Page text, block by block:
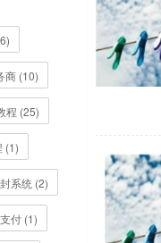
商 (10)
程 (25)
(1)
系统 (2)
付 (1)